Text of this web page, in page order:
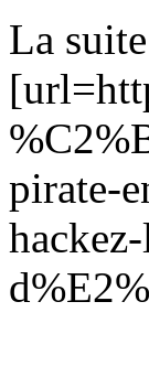
La
pirate-